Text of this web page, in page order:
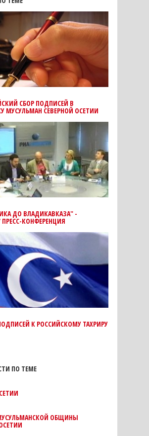
СБОР ПОДПИСЕЙ В
МУСУЛЬМАН СЕВЕРНОЙ ОСЕТИИ
ДО ВЛАДИКАВКАЗА" -
КОНФЕРЕНЦИЯ
К РОССИЙСКОМУ ТАХРИРУ
ПО ТЕМЕ
ОБЩИНЫ